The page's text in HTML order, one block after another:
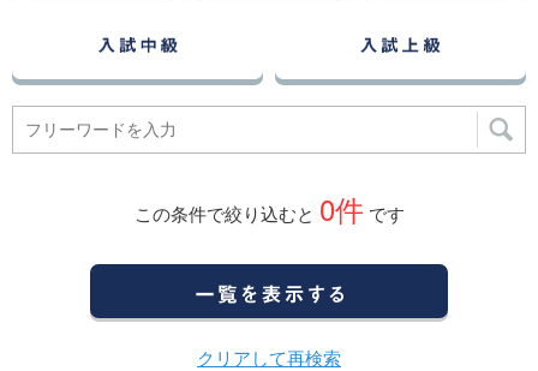
この条件で絞り込むと 0件です
クリアして再検索